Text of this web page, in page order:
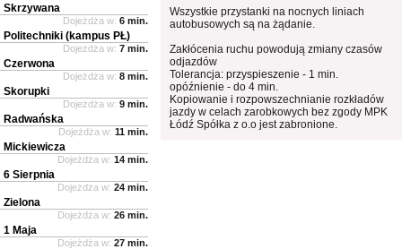
Wszystkie przystanki na nocnych liniach
autobusowych są na żądanie.
Zakłócenia ruchu powodują zmiany czasów
odjazdów
Tolerancja: przyspieszenie - 1 min.
opóźnienie - do 4 min.
Kopiowanie i rozpowszechnianie rozkładów
jazdy w celach zarobkowych bez zgody MPK
Łódź Spółka z o.o jest zabronione.
Skrzywana
Dojeżdża w: 6 min.
Politechniki (kampus PŁ)
Dojeżdża w: 7 min.
Czerwona
Dojeżdża w: 8 min.
Skorupki
Dojeżdża w: 9 min.
Radwańska
Dojeżdża w: 11 min.
Mickiewicza
Dojeżdża w: 14 min.
6 Sierpnia
Dojeżdża w: 24 min.
Zielona
Dojeżdża w: 26 min.
1 Maja
Dojeżdża w: 27 min.